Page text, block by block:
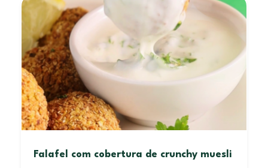
Falafel com cobertura de crunchy muesli